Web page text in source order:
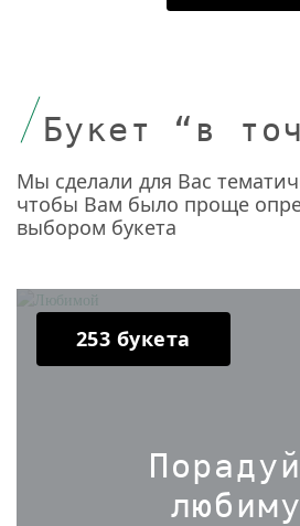
Букет “в
Мы сделали для Вас
чтобы Вам было проще
выбором букета
253 букета